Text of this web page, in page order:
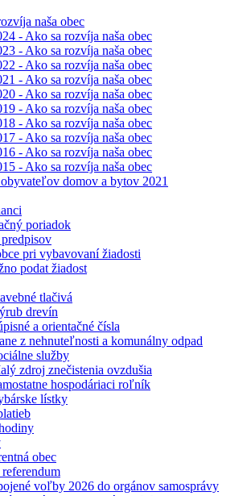
naša obec
- Ako sa rozvíja naša obec
- Ako sa rozvíja naša obec
- Ako sa rozvíja naša obec
- Ako sa rozvíja naša obec
- Ako sa rozvíja naša obec
- Ako sa rozvíja naša obec
- Ako sa rozvíja naša obec
- Ako sa rozvíja naša obec
- Ako sa rozvíja naša obec
- Ako sa rozvíja naša obec
domov a bytov 2021
poriadok
pri vybavovaní žiadosti
podat žiadost
tlačivá
drevín
a orientačné čísla
z nehnuteľnosti a komunálny odpad
služby
zdroj znečistenia ovzdušia
hospodáriaci roľník
lístky
obec
voľby 2026 do orgánov samosprávy